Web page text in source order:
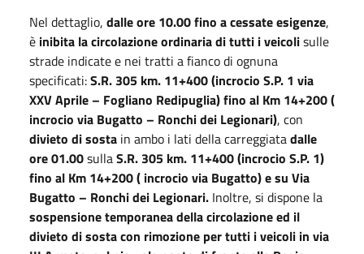
Nel dettaglio, dalle ore 10.00 fino a cessate esigenze,
è inibita la circolazione ordinaria di tutti i veicolisulle
strade indicate e nei tratti a fianco di ognuna
specificati:S.R. 305 km. 11+400 (incrocio S.P. 1 via
XXV Aprile – Fogliano Redipuglia) fino al Km 14+200 (
incrocio via Bugatto – Ronchi dei Legionari), con
divieto di sosta in ambo i lati della carreggiatadalle
ore 01.00sullaS.R. 305 km. 11+400 (incrocio S.P. 1)
fino al Km 14+200 ( incrocio via Bugatto) e su Via
Bugatto – Ronchi dei Legionari. Inoltre, si dispone la
sospensione temporanea della circolazione ed il
divieto di sosta con rimozione per tutti i veicoli in via